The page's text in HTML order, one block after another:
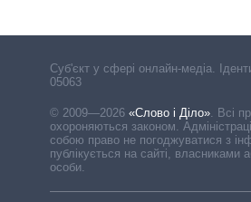
Cуб'єкт у сфері онлайн-медіа.
05063
© 2009—2026 «Слово і Діло». Всі
охороняються законом.
собою право не погоджуватися з
публікується на сайті, власниками
особи.